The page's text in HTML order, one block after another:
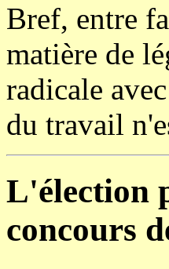
Bref, entre
matière de
radicale
du travail
L'élection
concours